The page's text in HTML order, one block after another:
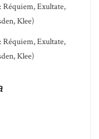
Exultate,
Klee)
Exultate,
Klee)